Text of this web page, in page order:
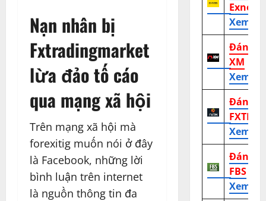
Nạn nhân bị
Fxtradingmarket
lừa đảo tố cáo
qua mạng xã hội
Trên mạng xã hội mà
forexitig muốn nói ở đây
là Facebook, những lời
bình luận trên internet
là nguồn thông tin đa
Exness
Xem
Đánh
XM
Xem
Đánh
FXTM
Xem
Đánh
FBS
Xem